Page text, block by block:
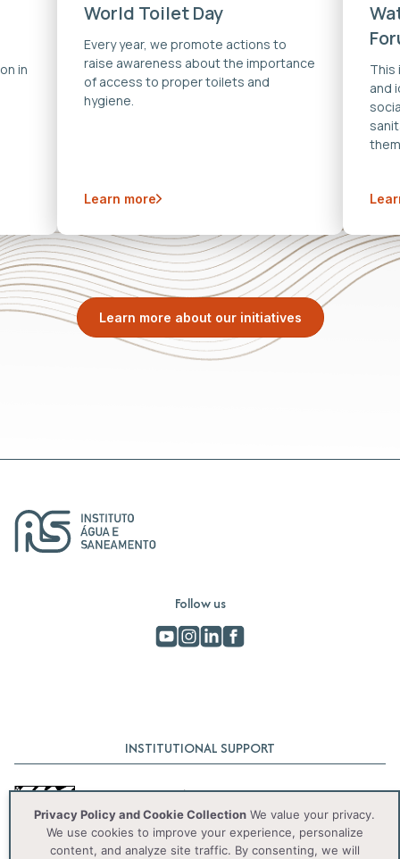
in
World Toilet Day
Every year, we promote actions to
raise awareness about the importance
of access to proper toilets and
hygiene.
Learn more
This
and
Learn more about our initiatives
Follow us
INSTITUTIONAL SUPPORT
Privacy Policy and Cookie Collection We value your privacy.
We use cookies to improve your experience, personalize
content, and analyze site traffic. By consenting, we will